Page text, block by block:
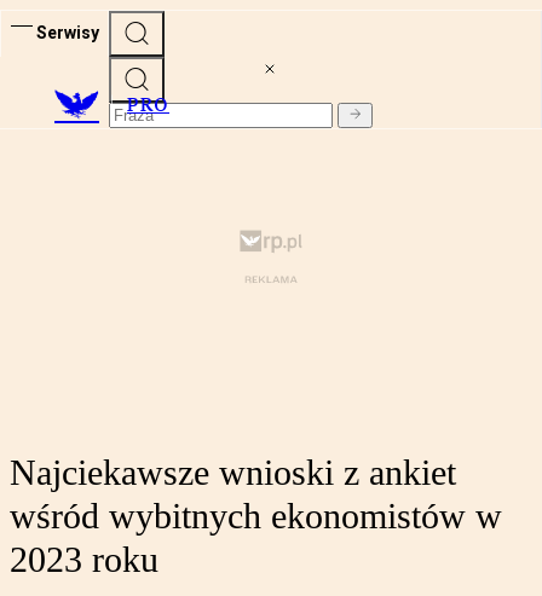
Serwisy
PRO
Najciekawsze wnioski z ankiet
wśród wybitnych ekonomistów w
2023 roku